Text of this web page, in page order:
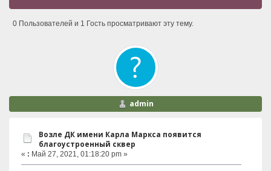
0 Пользователей и 1 Гость просматривают эту тему.
admin
Возле ДК имени Карла Маркса появится
благоустроенный сквер
« : Май 27, 2021, 01:18:20 pm »